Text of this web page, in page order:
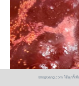
BlogGang.com ใช้คุกกี้